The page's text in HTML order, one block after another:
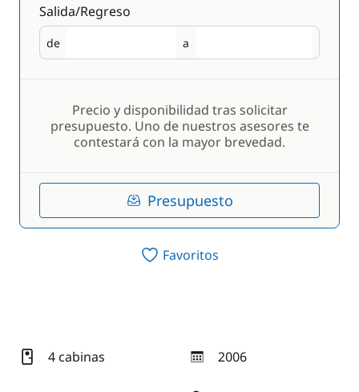
Salida/Regreso
de
Salida a
Regreso
Precio y disponibilidad tras solicitar
presupuesto. Uno de nuestros asesores te
contestará con la mayor brevedad.
Presupuesto
Favoritos
4 cabinas 2006
año